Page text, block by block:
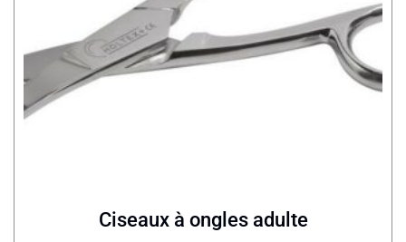
Ciseaux à ongles adulte